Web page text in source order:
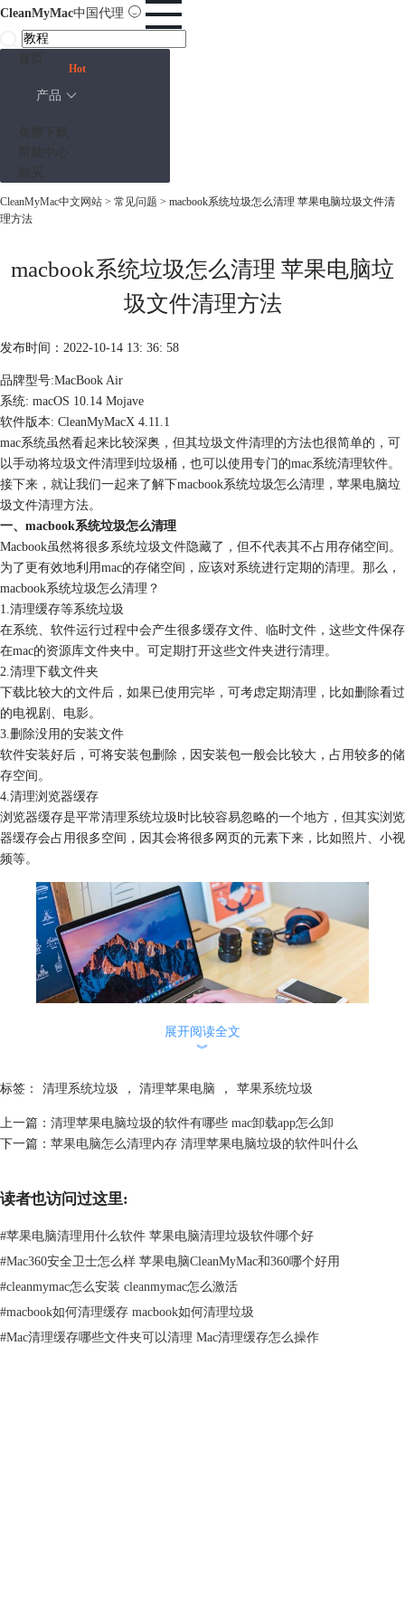
CleanMyMac中国代理
产品
Hot
CleanMyMac中文网站 > 常见问题 > macbook系统垃圾怎么清理 苹果电脑垃圾文件清
理方法
macbook系统垃圾怎么清理 苹果电脑垃
圾文件清理方法
发布时间：2022-10-14 13: 36: 58
品牌型号:MacBook Air
系统: macOS 10.14 Mojave
软件版本: CleanMyMacX 4.11.1
mac系统虽然看起来比较深奥，但其垃圾文件清理的方法也很简单的，可
以手动将垃圾文件清理到垃圾桶，也可以使用专门的mac系统清理软件。
接下来，就让我们一起来了解下macbook系统垃圾怎么清理，苹果电脑垃
圾文件清理方法。
一、macbook系统垃圾怎么清理
Macbook虽然将很多系统垃圾文件隐藏了，但不代表其不占用存储空间。
为了更有效地利用mac的存储空间，应该对系统进行定期的清理。那么，
macbook系统垃圾怎么清理？
1.清理缓存等系统垃圾
在系统、软件运行过程中会产生很多缓存文件、临时文件，这些文件保存
在mac的资源库文件夹中。可定期打开这些文件夹进行清理。
2.清理下载文件夹
下载比较大的文件后，如果已使用完毕，可考虑定期清理，比如删除看过
的电视剧、电影。
3.删除没用的安装文件
软件安装好后，可将安装包删除，因安装包一般会比较大，占用较多的储
存空间。
4.清理浏览器缓存
浏览器缓存是平常清理系统垃圾时比较容易忽略的一个地方，但其实浏览
器缓存会占用很多空间，因其会将很多网页的元素下来，比如照片、小视
频等。
图1：mac电脑
二、苹果电脑垃圾文件清理方法
下苹果电脑垃圾文件清理方法。
1.手动清理
苹果电脑的系统垃圾一般保存在资源库文件，可手动打开资源库清
理“cashes”、“logs”等系统垃圾文件夹。
对于浏览器、下载文件夹，也可以手动清理。浏览器缓存一般清理后就彻
底删除，而以上资源库、下载文件夹删除的文件会发送到垃圾桶，需要将
垃圾桶的文件删除掉，才能真正释放存储空间。
展开阅读全文
︾
标签： 清理系统垃圾 ， 清理苹果电脑 ， 苹果系统垃圾
上一篇： 清理苹果电脑垃圾的软件有哪些 mac卸载app怎么卸
下一篇： 苹果电脑怎么清理内存 清理苹果电脑垃圾的软件叫什么
读者也访问过这里:
#苹果电脑清理用什么软件 苹果电脑清理垃圾软件哪个好
#Mac360安全卫士怎么样 苹果电脑CleanMyMac和360哪个好用
#cleanmymac怎么安装 cleanmymac怎么激活
#macbook如何清理缓存 macbook如何清理垃圾
#Mac清理缓存哪些文件夹可以清理 Mac清理缓存怎么操作